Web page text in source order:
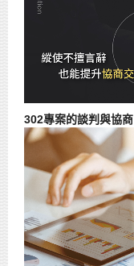
302專案的談判與協商